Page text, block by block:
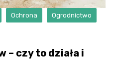
Ochrona Ogrodnictwo
– czy to działa i